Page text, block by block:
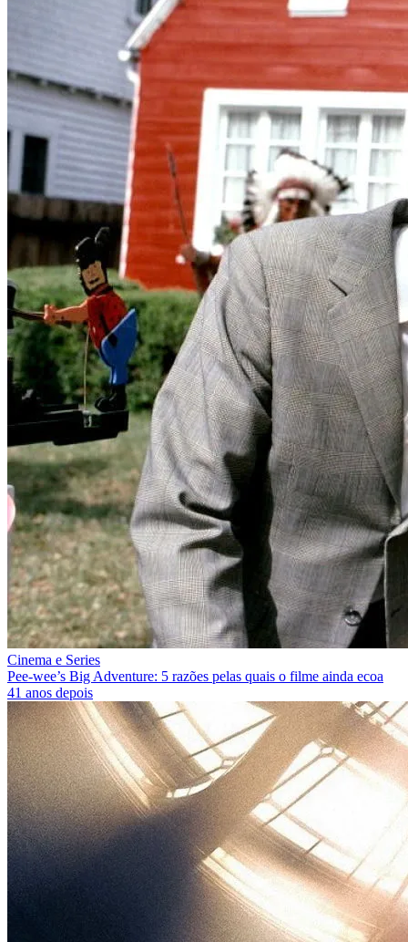
Cinema e Series
Pee‑wee’s Big Adventure: 5 razões pelas quais o filme ainda ecoa
41 anos depois